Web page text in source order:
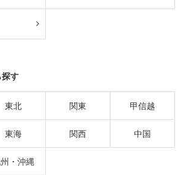
す
東北 関東 甲信越
東海 関西 中国
・沖縄